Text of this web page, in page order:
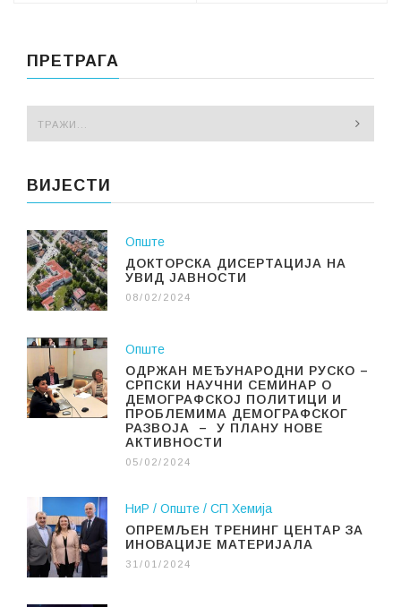
ПРЕТРАГА
ВИЈЕСТИ
Опште
ДОКТОРСКА ДИСЕРТАЦИЈА НА
УВИД ЈАВНОСТИ
08/02/2024
Опште
ОДРЖАН МЕЂУНАРОДНИ РУСКО –
СРПСКИ НАУЧНИ СЕМИНАР О
ДЕМОГРАФСКОЈ ПОЛИТИЦИ И
ПРОБЛЕМИМА ДЕМОГРАФСКОГ
РАЗВОЈА – У ПЛАНУ НОВЕ
АКТИВНОСТИ
05/02/2024
НиР Опште
СП Хемија
ОПРЕМЉЕН ТРЕНИНГ ЦЕНТАР ЗА
ИНОВАЦИЈЕ МАТЕРИЈАЛА
31/01/2024